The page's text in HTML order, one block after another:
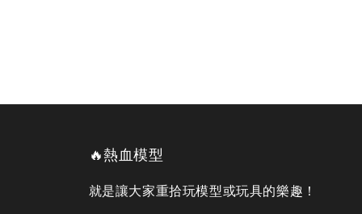
🔥熱血模型
就是讓大家重拾玩模型或玩具的樂趣！